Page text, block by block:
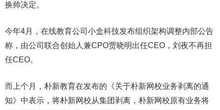
换帅决定。
今年4月，在线教育公司小盒科技发布组织架构调整内部公告
称，由公司联合创始人兼CPO贾晓明出任CEO，刘夜不再担
任CEO。
而上个月，朴新教育在发布的《关于朴新网校业务剥离的通
知》中表示，将朴新网校从集团剥离，朴新网校原有业务将